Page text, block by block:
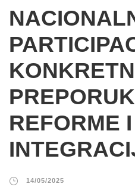
REFORME
14/05/2025